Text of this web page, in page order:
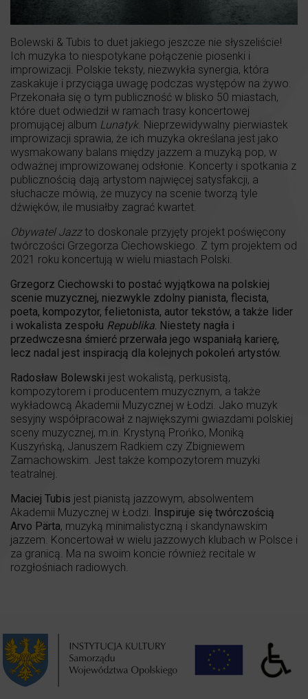
Bolewski & Tubis to duet jakiego jeszcze nie słyszeliście!
Ich muzyka to niespotykane połączenie piosenki i
improwizacji. Polskie teksty, niezwykła synergia, która
zaskakuje i przyciąga uwagę podczas występów na żywo.
Przekonała się o tym publiczność w blisko 50 miastach,
które duet odwiedził w ramach trasy koncertowej
promującej album Lunatyk. Nieprzewidywalny pierwiastek
improwizacji sprawia, że ich muzyka określana jest jako
wysmakowany balans między jazzem a muzyką pop, w
odważnej improwizowanej odsłonie. Koncerty i spotkania z
publicznością dają artystom najwięcej satysfakcji, a
słuchacze mówią, że muzycy na scenie tworzą tyle
dźwięków, ile musiałby zagrać kwartet.
Obywatel Jazzto doskonale przyjęty projekt poświęcony
twórczości Grzegorza Ciechowskiego. Z tym projektem od
2021 roku koncertują w wielu miastach Polski.
Grzegorz Ciechowski to postać wyjątkowa na polskiej
scenie muzycznej, niezwykle zdolny pianista, flecista,
poeta, kompozytor, felietonista, autor tekstów, a także lider
i wokalista zespołu Republika. Niestety nagła i
przedwczesna śmierć przerwała jego wspaniałą karierę,
lecz nadal jest inspiracją dla kolejnych pokoleń artystów.
Radosław Bolewski jest wokalistą, perkusistą,
kompozytorem i producentem muzycznym, a także
wykładowcą Akademii Muzycznej w Łodzi. Jako muzyk
sesyjny współpracował z największymi gwiazdami polskiej
sceny muzycznej, m.in. Krystyną Prońko, Moniką
Kuszyńską, Januszem Radkiem czy Zbigniewem
Zamachowskim. Jest także kompozytorem muzyki
teatralnej.
Maciej Tubis jest pianistą jazzowym, absolwentem
Akademii Muzycznej w Łodzi.
Inspiruje się twórczością
Arvo Pärta, muzyką minimalistyczną i skandynawskim
jazzem. Koncertował w wielu jazzowych klubach w Polsce i
za granicą. Ma na swoim koncie również recitale w
rozgłośniach radiowych.